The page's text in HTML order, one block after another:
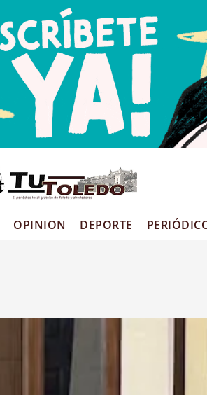
OPINION DEPORTE